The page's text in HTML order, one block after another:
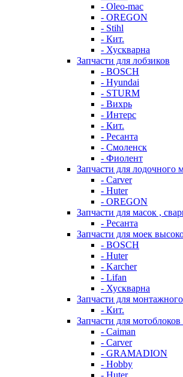
- Oleo-mac
- OREGON
- Stihl
- Кит.
- Хускварна
Запчасти для лобзиков
- BOSCH
- Hyundai
- STURM
- Вихрь
- Интерс
- Кит.
- Ресанта
- Смоленск
- Фиолент
Запчасти для лодочного
- Carver
- Huter
- OREGON
Запчасти для масок ,
- Ресанта
Запчасти для моек
- BOSCH
- Huter
- Karcher
- Lifan
- Хускварна
Запчасти для
- Кит.
Запчасти для мотоблоков
- Caiman
- Carver
- GRAMADION
- Hobby
- Huter